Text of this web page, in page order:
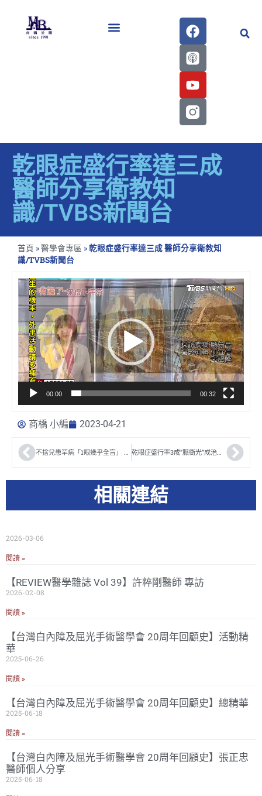
乾眼症盛行率達三成
醫師分享衛教知
識/TVBS新聞台
首頁 »醫學會專區 »乾眼症盛行率達三成 醫師分享衛教知
識/TVBS新聞台
視
訊
播
放
器
00:00 00:32
商橋 小編 2023-04-21
不捨兒患罕病「1眼幾乎全盲」 于美人泛淚：我是他的眼睛｜TVBS娛樂頭條 乾眼症盛行率3成”脈衝光”成治療方式/SET三立新聞
相關連結
2026-03-06
閱讀 »
【REVIEW醫學雜誌 Vol 39】許粹剛醫師 專訪
2026-02-08
閱讀 »
【台灣白內障及屈光手術醫學會 20周年回顧史】活動精
華
2025-06-26
閱讀 »
【台灣白內障及屈光手術醫學會 20周年回顧史】總精華
2025-06-18
閱讀 »
【台灣白內障及屈光手術醫學會 20周年回顧史】張正忠
醫師個人分享
2025-06-18